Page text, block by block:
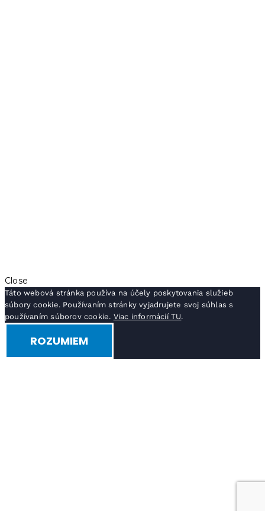
Close
Táto webová stránka používa na účely poskytovania služieb
súbory cookie. Používaním stránky vyjadrujete svoj súhlas s
používaním súborov cookie. Viac informácií TU.
ROZUMIEM